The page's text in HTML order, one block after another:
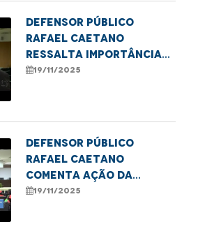
Defensor público
Rafael Caetano
ressalta importância
do II Festival Cultural
19/11/2025
Defensor público
Rafael Caetano
comenta ação da
DPE/MA no II Festival da
19/11/2025